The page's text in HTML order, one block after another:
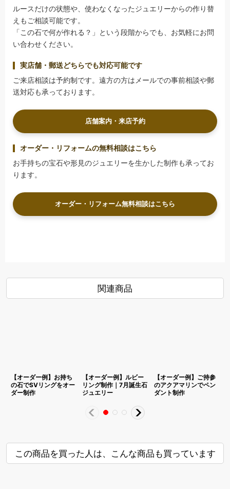
ルースだけの状態や、使わなくなったジュエリーからの作り替
えもご相談可能です。
「この石で何が作れる？」という段階からでも、お気軽にお問
い合わせください。
実店舗・郵送どちらでも対応可能です
ご来店相談は予約制です。遠方の方はメールでの事前相談や郵
送対応も承っております。
店舗案内・来店予約
オーダー・リフォームの無料相談はこちら
お手持ちの宝石や形見のジュエリーを生かした制作も承ってお
ります。
オーダー・リフォーム無料相談はこちら
関連商品
【オーダー例】お持ち
の石でSVリングをオー
ダー制作
【オーダー例】ルビー
リング制作｜7月誕生石
ジュエリー
【オーダー例】ご持参
のアクアマリンでペン
ダント制作
この商品を買った人は、こんな商品も買っています